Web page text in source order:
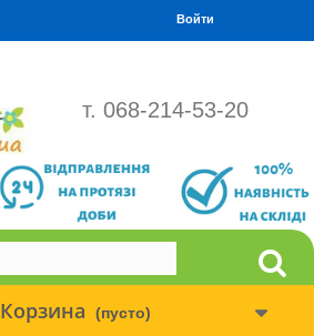
Войти
т. 068-214-53-20
Корзина (пусто)